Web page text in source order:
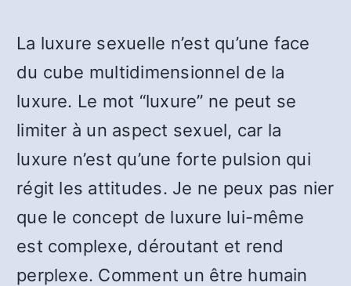
La luxure sexuelle n’est qu’une face
du cube multidimensionnel de la
luxure. Le mot “luxure” ne peut se
limiter à un aspect sexuel, car la
luxure n’est qu’une forte pulsion qui
régit les attitudes. Je ne peux pas nier
que le concept de luxure lui-même
est complexe, déroutant et rend
perplexe. Comment un être humain